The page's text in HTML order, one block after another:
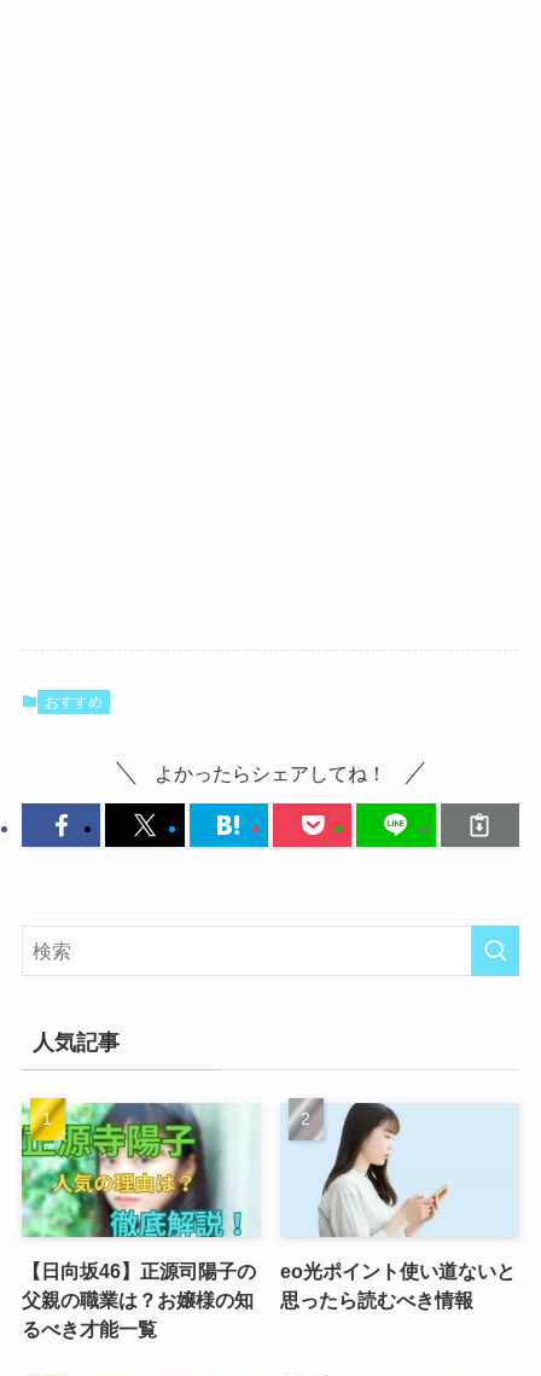
おすすめ
よかったらシェアしてね！
人気記事
【日向坂46】正源司陽子の
父親の職業は？お嬢様の知
るべき才能一覧
eo光ポイント使い道ないと
思ったら読むべき情報